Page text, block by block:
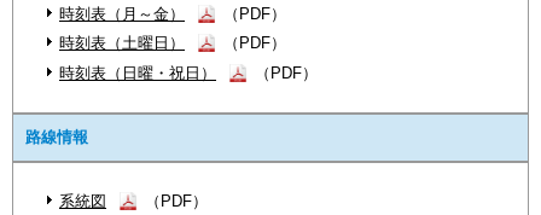
時刻表（月～金）
（PDF）
時刻表（土曜日）
（PDF）
時刻表（日曜・祝日）
（PDF）
路線情報
系統図
（PDF）